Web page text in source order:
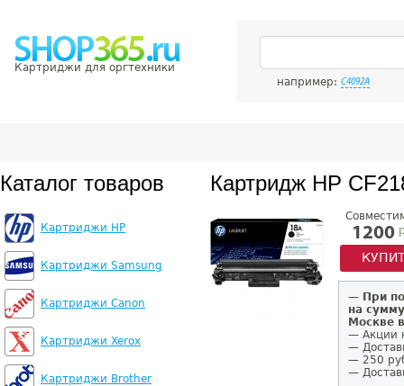
Картриджи для оргтехники
например: C4092A
Каталог товаров
Картриджи HP
Картриджи Samsung
Картриджи Canon
Картриджи Xerox
Картриджи Brother
Картридж HP
1200
— При
на
Москве
— Акции
—
— 250
—